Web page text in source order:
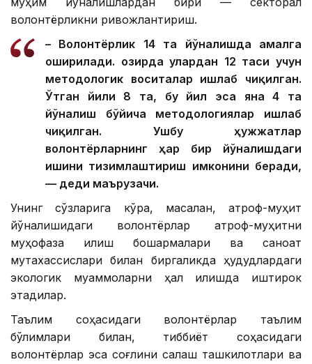
волонтёрликни ривожлантириш.
– Волонтёрлик 14 та йўналишда амалга
оширилади. Ҳозирда улардан 12 таси учун
методологик воситалар ишлаб чиқилган.
Ўтган йили 8 та, бу йил эса яна 4 та
йўналиш бўйича методологиялар ишлаб
чиқилган. Ушбу ҳужжатлар
волонтёрларнинг ҳар бир йўналишдаги
ишини тизимлаштириш имконини беради,
— деди маърузачи.
Унинг сўзларига кўра, масалан, атроф-муҳит
йўналишидаги волонтёрлар атроф-муҳитни
муҳофаза қилиш бошқармалари ва саноат
мутахассислари билан биргаликда ҳудудлардаги
экологик муаммоларни ҳал қилишда иштирок
этадилар.
Таълим соҳасидаги волонтёрлар таълим
бўлимлари билан, тиббиёт соҳасидаги
волонтёрлар эса соғлиқни сақлаш ташкилотлари ва